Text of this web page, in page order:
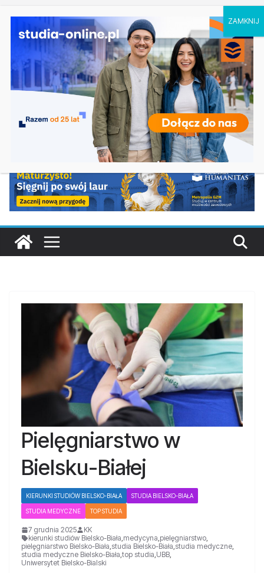
Ostatnie
wpisy:
Prawo w Łomży
Pedagogika przedszkolna i wczesnoszkolna w
Skierniewicach
Kosmetologia w Opolu
Logistyka – studia inżynierskie na Uniwersytecie
Szczecińskim
Elektroniczne przetwarzanie informacji w
Krakowie
Pielęgniarstwo w
Bielsku-Białej
KIERUNKI STUDIÓW BIELSKO-BIAŁA STUDIA BIELSKO-BIAŁA
STUDIA MEDYCZNE TOP STUDIA
7 grudnia 2025
KK
kierunki studiów Bielsko-Biała,medycyna,pielęgniarstwo,
pielęgniarstwo Bielsko-Biała,studia Bielsko-Biała,studia medyczne,
studia medyczne Bielsko-Biała,top studia,UBB,
Uniwersytet Bielsko-Bialski